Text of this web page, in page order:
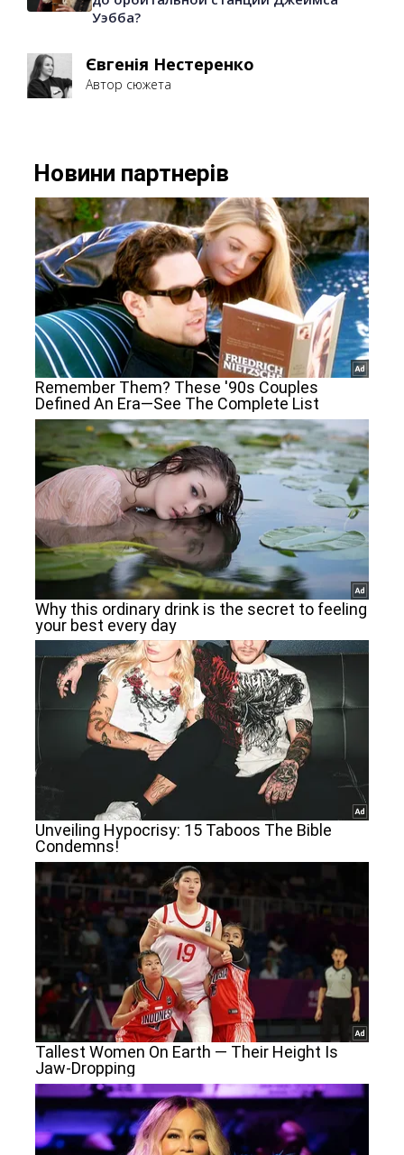
Уэбба?
Євгенія Нестеренко
Автор сюжета